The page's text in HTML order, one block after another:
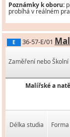
Poznámky k oboru:
probíhá v reálném
E 36-57-E/01
Zaměření nebo
Malířské a
Délka studia